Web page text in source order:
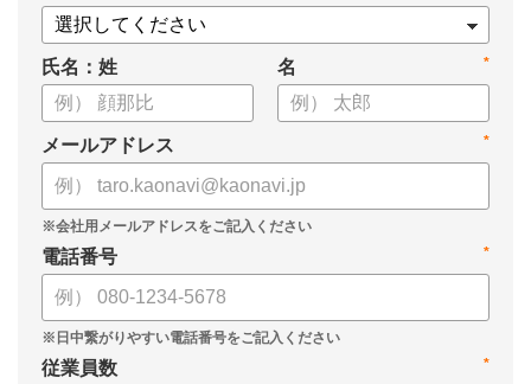
氏名：姓 *
名
*
メールアドレス
*
電話番号
*
従業員数